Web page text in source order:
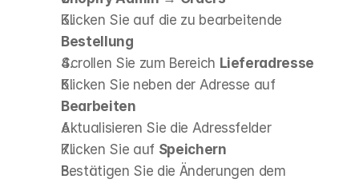
Bestellung
Scrollen Sie zum Bereich Lieferadresse
Klicken Sie neben der Adresse auf
Bearbeiten
Aktualisieren Sie die Adressfelder
Klicken Sie auf Speichern
Bestätigen Sie die Änderungen dem